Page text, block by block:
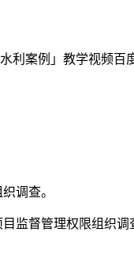
利案例」教学视频
调查。
监督管理权限组织调